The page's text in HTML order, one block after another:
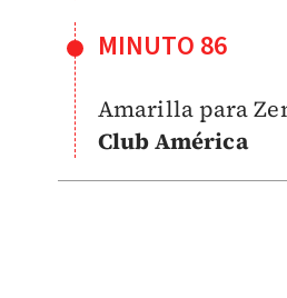
MINUTO 86
Amarilla para
Club América